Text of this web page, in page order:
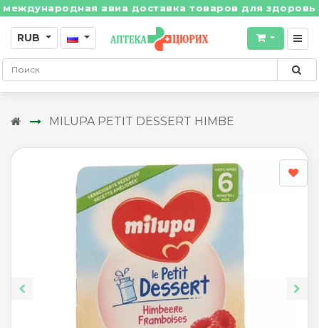
авиа доставка товаров для здоровья
RUB
MILUPA PETIT DESSERT HIMBE